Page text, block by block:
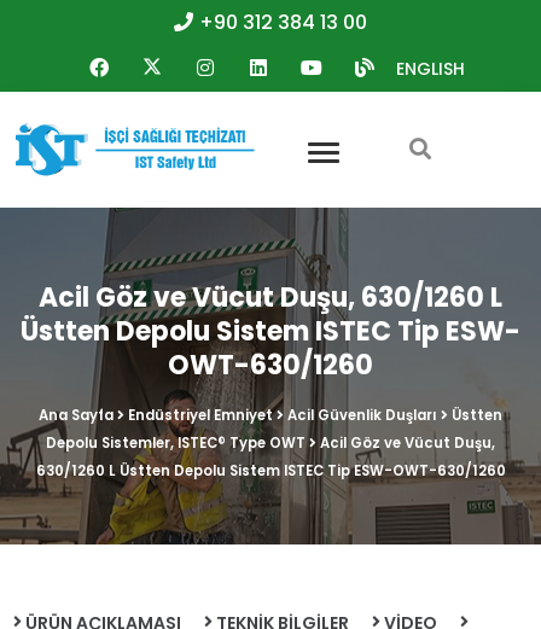
+90 312 384 13 00
ENGLISH
Acil Göz ve Vücut Duşu, 630/1260 L
Üstten Depolu Sistem ISTEC Tip ESW-
OWT-630/1260
Ana Sayfa Endüstriyel Emniyet Acil Güvenlik Duşları
Üstten
Depolu Sistemler, ISTEC® Type OWT
Acil Göz ve Vücut Duşu,
630/1260 L Üstten Depolu Sistem ISTEC Tip ESW-OWT-630/1260
ÜRÜN AÇIKLAMASI TEKNİK BİLGİLER
VİDEO